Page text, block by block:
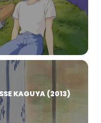
KAGUYA (2013)